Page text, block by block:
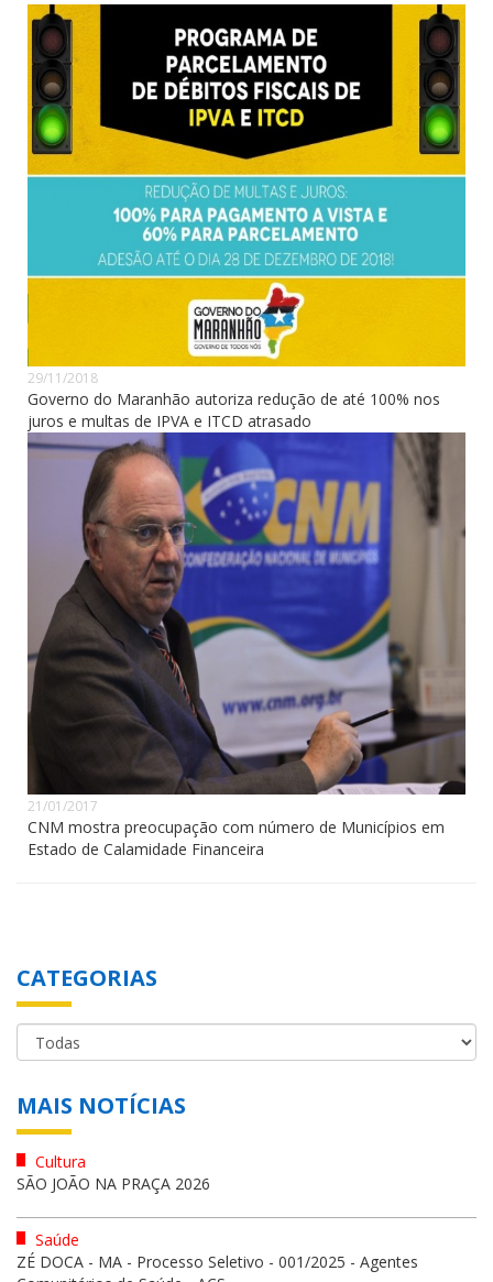
29/11/2018
Governo do Maranhão autoriza redução de até 100% nos
juros e multas de IPVA e ITCD atrasado
21/01/2017
CNM mostra preocupação com número de Municípios em
Estado de Calamidade Financeira
CATEGORIAS
MAIS NOTÍCIAS
Cultura
SÃO JOÃO NA PRAÇA 2026
Saúde
ZÉ DOCA - MA - Processo Seletivo - 001/2025 - Agentes